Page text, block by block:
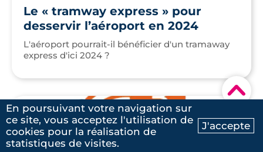
Ma recherche Contactez-nous
▾
Le « tramway express » pour
desservir l’aéroport en 2024
L'aéroport pourrait-il bénéficier d'un tramaway
express d'ici 2024 ?
En poursuivant votre navigation sur
ce site, vous acceptez l'utilisation de
cookies pour la réalisation de
statistiques de visites.
J'accepte